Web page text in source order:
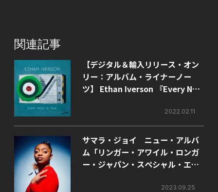
関連記事
【デジタル＆輸入リリース・オン
リー：アルバム・ライナーノー
ツ】 Ethan Iverson 『Every Not
ら離れて5年、イーサン・アイヴァ
ーソンが最高のリズム・セクショ
ンの2人と録音した傑作トリオ作品
でブルー・ノート・デビュー！
2022.02.11
サマラ・ジョイ ニュー・アルバ
ム「リンガー・アワイル・ロンガ
ー・ジャパン・スペシャル・エデ
2023.09.25